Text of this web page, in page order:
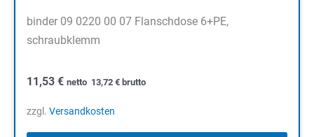
binder 09 0220 00 07 Flanschdose 6+PE,
schraubklemm
11,53 € netto 13,72 € brutto
zzgl. Versandkosten